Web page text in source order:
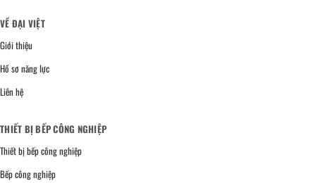
VỀ ĐẠI VIỆT
Giới thiệu
Hồ sơ năng lực
Liên hệ
THIẾT BỊ BẾP CÔNG NGHIỆP
Thiết bị bếp công nghiệp
Bếp công nghiệp